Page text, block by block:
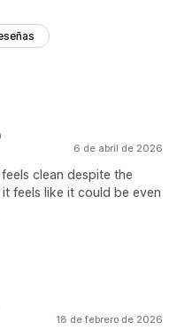
6 de abril de 2026
clean despite the
feels like it could be even
18 de febrero de 2026